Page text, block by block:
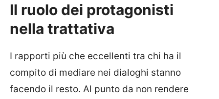
Il ruolo dei protagonisti
nella trattativa
I rapporti più che eccellenti tra chi ha il
compito di mediare nei dialoghi stanno
facendo il resto. Al punto da non rendere